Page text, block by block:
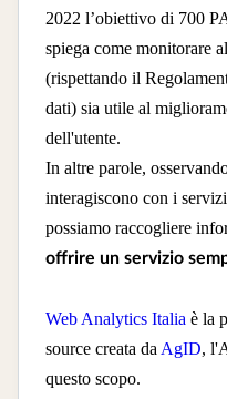
2022 l’obiettivo di 700
spiega come monitorare
(rispettando il
dati) sia utile al
dell'utente.
In altre parole,
interagiscono con i
possiamo raccogliere
offrire un servizio
Web Analytics Italia è la
source creata da AgID,
questo scopo.